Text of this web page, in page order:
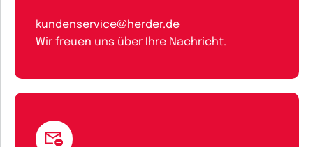
kundenservice@herder.de
Wir freuen uns über Ihre Nachricht.